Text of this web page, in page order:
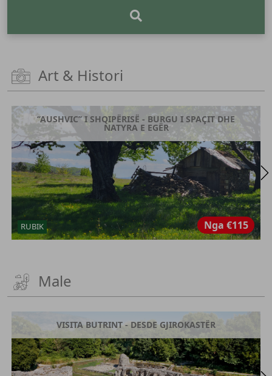
Art & Histori
‘’AUSHVIC’’ I SHQIPËRISË - BURGU I SPAÇIT DHE
NATYRA E EGËR
RUBIK Nga €115
Male
VISITA BUTRINT - DESDE GJIROKASTËR